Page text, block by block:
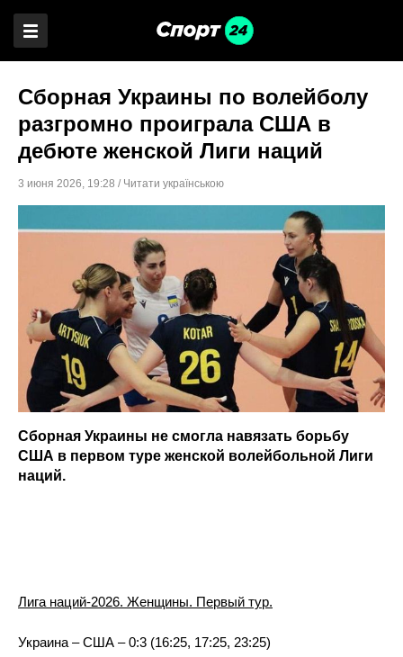
Сборная Украины по волейболу
разгромно проиграла США в
дебюте женской Лиги наций
3 июня 2026, 19:28 / Читати українською
Сборная Украины не смогла навязать борьбу
США в первом туре женской волейбольной Лиги
наций.
Лига наций-2026. Женщины. Первый тур.
Украина – США – 0:3 (16:25, 17:25, 23:25)